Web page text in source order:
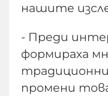
нашите
- Преди
формираха
промени